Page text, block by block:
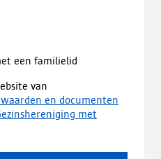
een familielid
van
en documenten
met